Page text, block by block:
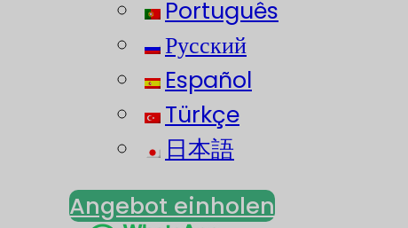
Português
Русский
Español
Türkçe
日本語
Angebot einholen